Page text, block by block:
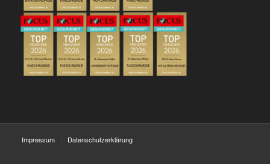
Impressum Datenschutzerklärung